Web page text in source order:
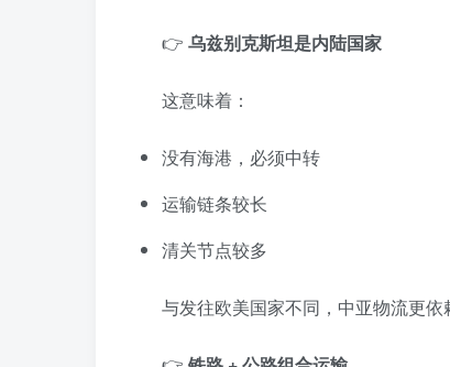
👉 乌兹别克斯坦是内陆国家
这意味着：
没有海港，必须中转
运输链条较长
清关节点较多
与发往欧美国家不同，中亚物流更依